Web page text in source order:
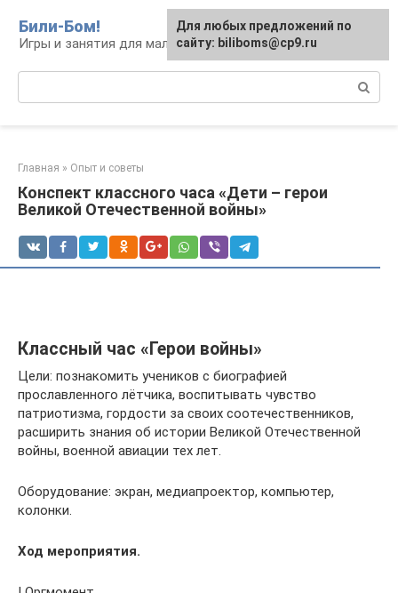
контенту
Били-Бом!
Игры и занятия для малышей и школьников
Главная » Опыт и советы
Конспект классного часа «Дети – герои
Великой Отечественной войны»
Классный час «Герои войны»
Цели: познакомить учеников с биографией
прославленного лётчика, воспитывать чувство
патриотизма, гордости за своих соотечественников,
расширить знания об истории Великой Отечественной
войны, военной авиации тех лет.
Оборудование: экран, медиапроектор, компьютер,
колонки.
Ход мероприятия.
Для любых предложений по
сайту: biliboms@cp9.ru